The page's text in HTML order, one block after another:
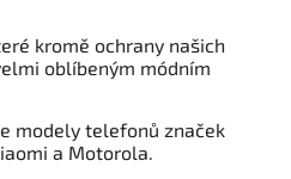
kromě ochrany našich
oblíbeným módním
modely telefonů značek
a Motorola.